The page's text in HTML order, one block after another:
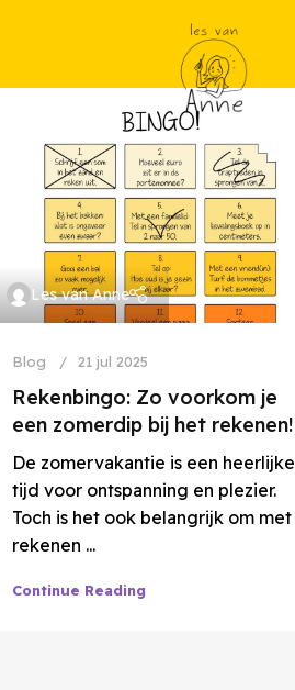
Les van Anne
Blog 21 jul 2025
Rekenbingo: Zo voorkom je
een zomerdip bij het rekenen!
De zomervakantie is een heerlijke
tijd voor ontspanning en plezier.
Toch is het ook belangrijk om met
rekenen ...
Continue Reading